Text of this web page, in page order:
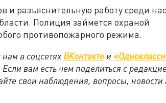
и разъяснительную работу среди
Полиция займется охраной
противопожарного режима.
в соцсетях ВКонтакте и
Если вам есть чем поделиться с
свои наблюдения, вопросы, новости